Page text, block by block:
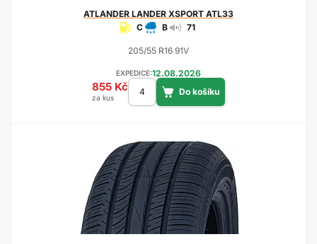
ATLANDER LANDER XSPORT ATL33
C
B 71
205/55 R16 91V
EXPEDICE:12.08.2026
855 Kč
za kus